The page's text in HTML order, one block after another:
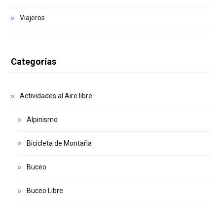
Viajeros
Categorías
Actividades al Aire libre
Alpinismo
Bicicleta de Montaña
Buceo
Buceo Libre